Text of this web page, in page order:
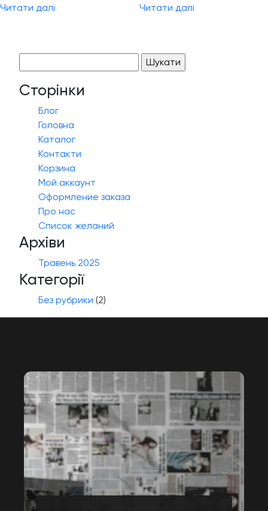
Читати далі Читати далі
Сторінки
Блог
Головна
Каталог
Контакти
Корзина
Мой аккаунт
Оформление заказа
Про нас
Список желаний
Архіви
Травень 2025
Категорії
Без рубрики (2)